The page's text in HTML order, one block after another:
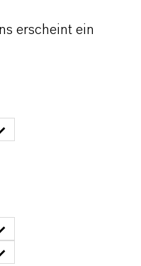
erscheint ein